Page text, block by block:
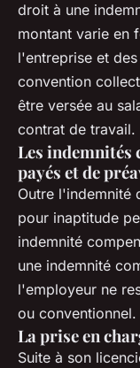
droit à une
montant varie en
l'entreprise et
convention
être versée au
contrat de travail.
Les indemnités
payés et de
Outre l'indemnité
pour inaptitude
indemnité
une indemnité
l'employeur ne
ou conventionnel.
La prise en
Suite à son